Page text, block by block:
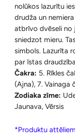
nolūkos lazurītu
drudža un
atbrīvo dvēseli no
sniedzot mieru.
simbols. Lazurīta
par īstas
Čakra: 5. Rīkles
(Ajna), 7. Vainaga
Zodiaka zīme:
Jaunava, Vērsis
*Produktu